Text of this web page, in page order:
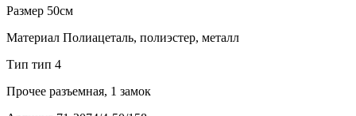
Размер 50см
Материал Полиацеталь, полиэстер, металл
Тип тип 4
Прочее разъемная, 1 замок